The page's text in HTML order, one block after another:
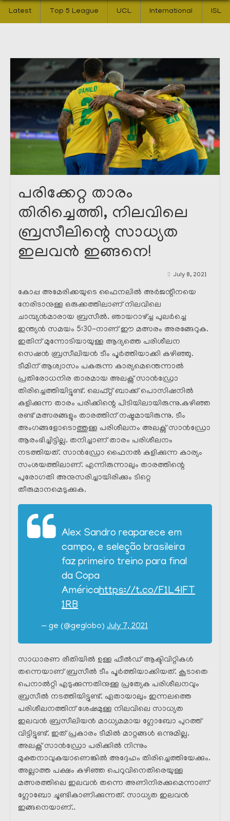
Latest Top 5 League UCL International ISL
പരിക്കേറ്റ താരം
തിരിച്ചെത്തി, നിലവിലെ
ബ്രസീലിന്റെ സാധ്യത
ഇലവൻ ഇങ്ങനെ!
July 8, 2021
കോപ്പ അമേരിക്കയുടെ ഫൈനലിൽ അർജന്റീനയെ
നേരിടാനുള്ള ഒരുക്കത്തിലാണ് നിലവിലെ
ചാമ്പ്യൻമാരായ ബ്രസീൽ. ഞായറാഴ്ച്ച പുലർച്ചെ
ഇന്ത്യൻ സമയം 5:30-നാണ് ഈ മത്സരം അരങ്ങേറുക.
ഇതിന് മുന്നോടിയായുള്ള ആദ്യത്തെ പരിശീലന
സെഷൻ ബ്രസീലിയൻ ടീം പൂർത്തിയാക്കി കഴിഞ്ഞു.
ടീമിന് ആശ്വാസം പകരുന്ന കാര്യമെന്തെന്നാൽ
പ്രതിരോധനിര താരമായ അലക്സ് സാൻഡ്രോ
തിരിച്ചെത്തിയിട്ടുണ്ട്. ലെഫ്റ്റ് ബാക്ക് പൊസിഷനിൽ
കളിക്കുന്ന താരം പരിക്കിന്റെ പിടിയിലായിരുന്നു.കഴിഞ്ഞ
രണ്ട് മത്സരങ്ങളും താരത്തിന് നഷ്ടമായിരുന്നു. ടീം
അംഗങ്ങളോടൊത്തുള്ള പരിശീലനം അലക്സ് സാൻഡ്രോ
ആരംഭിച്ചിട്ടില്ല. തനിച്ചാണ് താരം പരിശീലനം
നടത്തിയത്. സാൻഡ്രോ ഫൈനൽ കളിക്കുന്ന കാര്യം
സംശയത്തിലാണ്. എന്നിരുന്നാലും താരത്തിന്റെ
പുരോഗതി അനുസരിച്ചായിരിക്കും ടിറ്റെ
തീരുമാനമെടുക്കുക.
Alex Sandro reaparece em
campo, e seleção brasileira
faz primeiro treino para final
da Copa
Américahttps://t.co/F1L4IFT
1RB
— ge (@geglobo) July 7, 2021
സാധാരണ രീതിയിൽ ഉള്ള ഫീൽഡ് ആക്ടിവിറ്റികൾ
തന്നെയാണ് ബ്രസീൽ ടീം പൂർത്തിയാക്കിയത്. കൂടാതെ
പെനാൽറ്റി എടുക്കുന്നതിനുള്ള പ്രത്യേക പരിശീലനവും
ബ്രസീൽ നടത്തിയിട്ടുണ്ട്. ഏതായാലും ഇന്നലത്തെ
പരിശീലനത്തിന് ശേഷമുള്ള നിലവിലെ സാധ്യത
ഇലവൻ ബ്രസീലിയൻ മാധ്യമമായ ഗ്ലോബോ പുറത്ത്
വിട്ടിട്ടുണ്ട്. ഇത്‌ പ്രകാരം ടീമിൽ മാറ്റങ്ങൾ ഒന്നുമില്ല.
അലക്സ്‌ സാൻഡ്രോ പരിക്കിൽ നിന്നും
മുക്തനാവുകയാണെങ്കിൽ അദ്ദേഹം തിരിച്ചെത്തിയേക്കും.
അല്ലാത്ത പക്ഷം കഴിഞ്ഞ പെറുവിനെതിരെയുള്ള
മത്സരത്തിലെ ഇലവൻ തന്നെ അണിനിരക്കുമെന്നാണ്
ഗ്ലോബോ ചൂണ്ടികാണിക്കുന്നത്. സാധ്യത ഇലവൻ
ഇങ്ങനെയാണ്..